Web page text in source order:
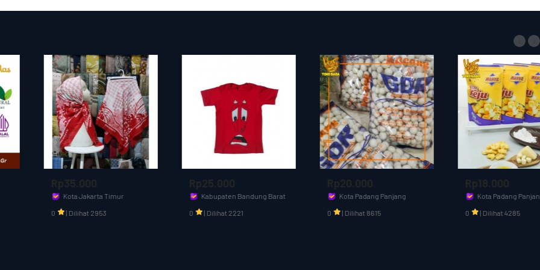
kualitas produk ny
‹ ›
Rp35.000
Kota Jakarta Timur
Aditia Kids & Fashion
Dilihat 2953
Rp25.000
Kabupaten Bandung Barat
Dilihat 2221
Rp20.000
Kota Padang Panjang
Toko Baba
Dilihat 8615
Rp18.000
Kota Padang Panjang
Toko Baba
Dilihat 4285